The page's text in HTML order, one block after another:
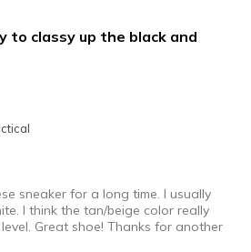
true to width
to classy up the black and
sneaker for a long time. I usually
I think the tan/beige color really
Great shoe! Thanks for another